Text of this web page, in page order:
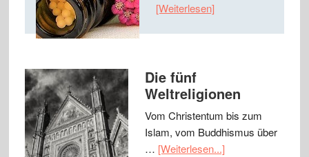
[Weiterlesen]
Die fünf
Weltreligionen
Vom Christentum bis zum
Islam, vom Buddhismus über
… [Weiterlesen...]